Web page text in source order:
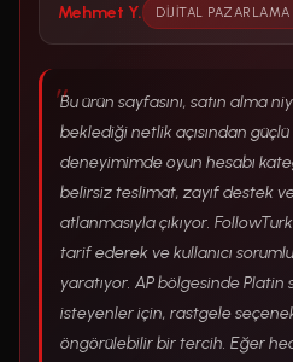
Mehmet Y. DIJITAL PAZARLAMA
Bu ürün sayfasını, satın alma
beklediği netlik açısından
deneyimimde oyun hesabı
belirsiz teslimat, zayıf destek
atlanmasıyla çıkıyor.
tarif ederek ve kullanıcı
yaratıyor. AP bölgesinde
isteyenler için, rastgele
öngörülebilir bir tercih. Eğer